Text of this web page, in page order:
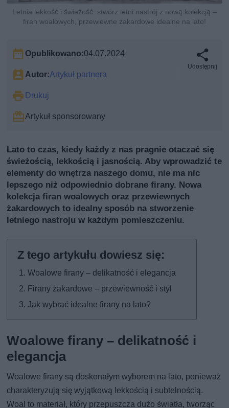
Letnia lekkość i świeżość: stwórz letni nastrój z nową kolekcją –
firan woalowych, przewiewne żakardowe idealne na lato!
Opublikowano:04.07.2024
Autor:Artykuł partnera
Drukuj
Artykuł sponsorowany
Udostępnij
Lato to czas, kiedy każdy z nas pragnie otaczać się
świeżością, lekkością i jasnością. Aby wprowadzić te
elementy do wnętrza naszego domu, nie ma nic
lepszego niż odpowiednio dobrane firany. Nowa
kolekcja firan woalowych oraz przewiewnych
żakardowych to idealny sposób na stworzenie
letniego nastroju w każdym pomieszczeniu.
Woalowe firany – delikatność i elegancja
Firany żakardowe – przewiewność i styl
Jak wybrać idealne firany na lato?
Woalowe firany – delikatność i
elegancja
Woalowe firany są doskonałym wyborem na lato, ponieważ
charakteryzują się wyjątkową lekkością i subtelnością.
Woal to materiał, który przepuszcza dużo światła, tworząc